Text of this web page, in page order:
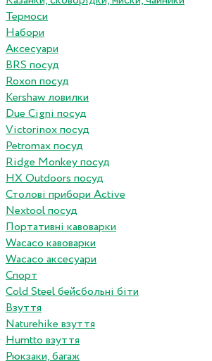
Термоси
Набори
Аксесуари
BRS посуд
Roxon посуд
Kershaw ловилки
Due Cigni посуд
Victorinox посуд
Petromax посуд
Ridge Monkey посуд
HX Outdoors посуд
Столові прибори Active
Nextool посуд
Портативні кавоварки
Wacaco кавоварки
Wacaco аксесуари
Спорт
Cold Steel бейсбольні біти
Взуття
Naturehike взуття
Humtto взуття
Рюкзаки, багаж